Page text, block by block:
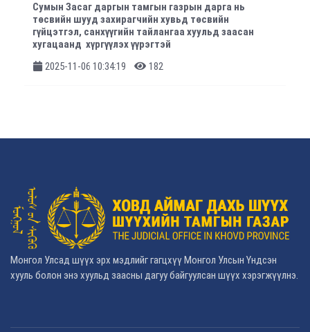
Сумын Засаг даргын тамгын газрын дарга нь
төсвийн шууд захирагчийн хувьд төсвийн
гүйцэтгэл, санхүүгийн тайлангаа хуульд заасан
хугацаанд хүргүүлэх үүрэгтэй
2025-11-06 10:34:19
182
Монгол Улсад шүүх эрх мэдлийг гагцхүү Монгол Улсын Үндсэн
хууль болон энэ хуульд заасны дагуу байгуулсан шүүх хэрэгжүүлнэ.